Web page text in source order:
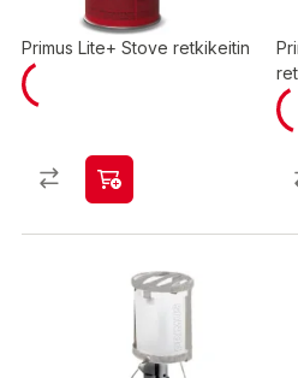
Primus Lite+ Stove retkikeitin